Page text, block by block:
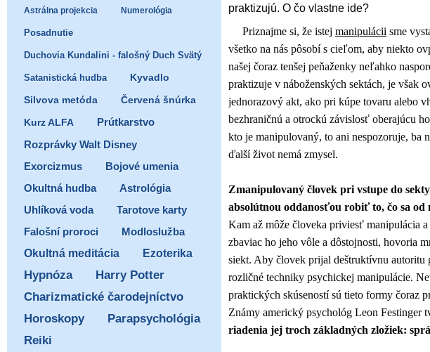
praktizujú. O čo vlastne ide?
Priznajme si, že istej manipulácii sme
všetko na nás pôsobí s cieľom, aby niekto
našej čoraz tenšej peňaženky neľahko
praktizuje v náboženských sektách, je však
jednorazový akt, ako pri kúpe tovaru alebo
bezhraničnú a otrockú závislosť oberajúcu
kto je manipulovaný, to ani nespozoruje, ba
ďalší život nemá zmysel.
Zmanipulovaný človek pri vstupe do
absolútnou oddanosťou robiť to, čo sa od
Kam až môže človeka priviesť manipulácia
zbaviac ho jeho vôle a dôstojnosti, hovoria
siekt. Aby človek prijal deštruktívnu autoritu
rozličné techniky psychickej manipulácie.
praktických skúseností sú tieto formy čoraz
Známy americký psychológ Leon Festinger
riadenia jej troch základných zložiek:
Astrálna projekcia Numerológia
Posadnutie
Duchovia Kundalini - falošný Duch Svätý
Satanistická hudba Kyvadlo
Silvova metóda Červená šnúrka
Kurz ALFA
Prútkarstvo
Rozprávky Walt Disney
Exorcizmus
Bojové umenia
Okultná hudba
Astrológia
Uhlíková voda
Tarotove karty
Falošní proroci
Modloslužba
Okultná meditácia
Ezoterika
Hypnóza
Harry Potter
Charizmatické čarodejníctvo
Horoskopy
Parapsychológia
Reiki